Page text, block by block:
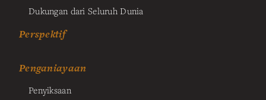
Dukungan dari Seluruh Dunia
Perspektif
Penganiayaan
Penyiksaan